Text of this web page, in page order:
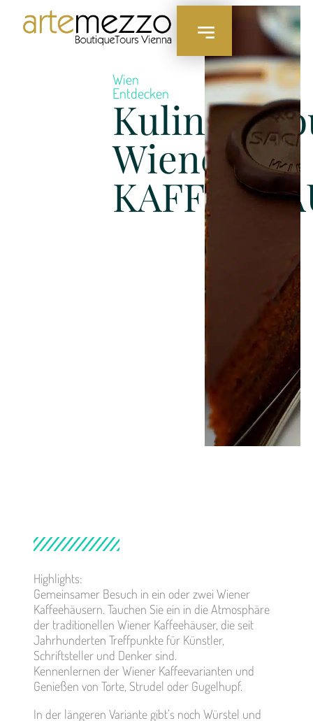
Wien
Entdecken
Wiener
Highlights:
Gemeinsamer Besuch in ein oder zwei Wiener
Kaffeehäusern. Tauchen Sie ein in die Atmosphäre
der traditionellen Wiener Kaffeehäuser, die seit
Jahrhunderten Treffpunkte für Künstler,
Schriftsteller und Denker sind.
Kennenlernen der Wiener Kaffeevarianten und
Genießen von Torte, Strudel oder Gugelhupf.
In der längeren Variante gibt’s noch Würstel und